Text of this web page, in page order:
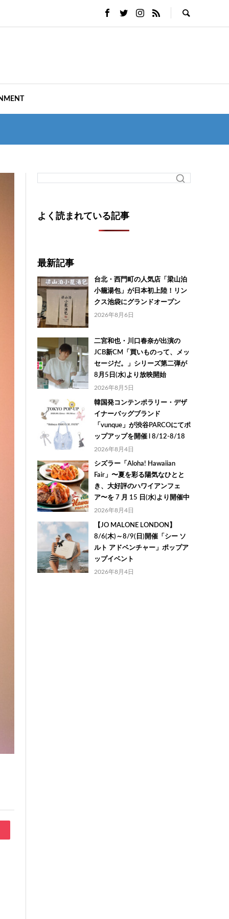
よく読まれている記事
最新記事
台北・西門町の人気店「梁山泊
小籠湯包」が日本初上陸！リン
クス池袋にグランドオープン
2026年8月6日
二宮和也・川口春奈が出演の
JCB新CM「買いものって、メッ
セージだ。」シリーズ第二弾が
8月5日(水)より放映開始
2026年8月5日
韓国発コンテンポラリー・デザ
イナーバッグブランド
「vunque」が渋谷PARCOにてポ
ップアップを開催 l 8/12-8/18
2026年8月4日
シズラー「Aloha! Hawaiian
Fair」〜夏を彩る陽気なひとと
き、大好評のハワイアンフェ
ア〜を 7 月 15 日(水)より開催中
2026年8月4日
【JO MALONE LONDON】
8/6(木)～8/9(日)開催「シー ソ
ルト アドベンチャー」ポップア
ップイベント
2026年8月4日